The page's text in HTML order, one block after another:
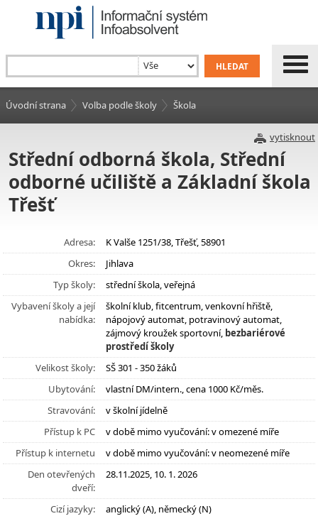
Úvodní strana Volba podle školy Škola
vytisknout
Střední odborná škola, Střední
odborné učiliště a Základní škola
Třešť
Adresa:
K Valše 1251/38, Třešť, 58901
Okres:
Jihlava
Typ školy:
střední škola, veřejná
Vybavení školy a její
nabídka:
školní klub, fitcentrum, venkovní hřiště,
nápojový automat, potravinový automat,
zájmový kroužek sportovní, bezbariérové
prostředí školy
Velikost školy:
SŠ 301 - 350 žáků
Ubytování:
vlastní DM/intern., cena 1000 Kč/měs.
Stravování:
v školní jídelně
Přístup k PC
v době mimo vyučování: v omezené míře
Přístup k internetu
v době mimo vyučování: v neomezené míře
Den otevřených
dveří:
28.11.2025, 10. 1. 2026
Cizí jazyky:
anglický (A), německý (N)